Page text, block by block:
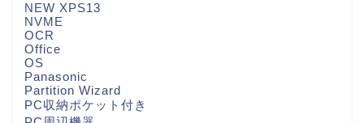
NEW XPS13
NVME
OCR
Office
OS
Panasonic
Partition Wizard
PC収納ポケット付き